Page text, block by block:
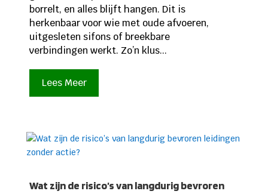
borrelt, en alles blijft hangen. Dit is
herkenbaar voor wie met oude afvoeren,
uitgesleten sifons of breekbare
verbindingen werkt. Zo’n klus...
Lees Meer
Wat zijn de risico’s van langdurig bevroren